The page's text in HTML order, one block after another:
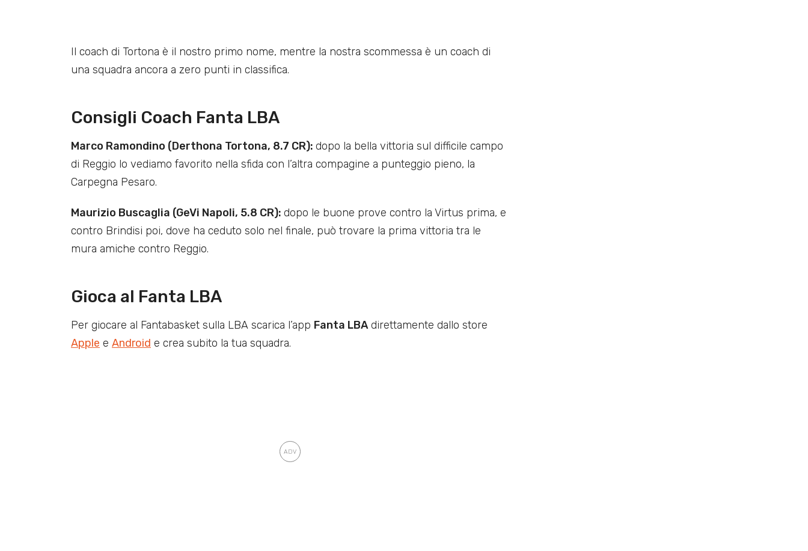
Il coach di Tortona è il nostro primo nome, mentre la nostra scommessa è un coach di
una squadra ancora a zero punti in classifica.
Consigli Coach Fanta LBA
Marco Ramondino (Derthona Tortona, 8.7 CR): dopo la bella vittoria sul difficile campo
di Reggio lo vediamo favorito nella sfida con l’altra compagine a punteggio pieno, la
Carpegna Pesaro.
Maurizio Buscaglia (GeVi Napoli, 5.8 CR): dopo le buone prove contro la Virtus prima, e
contro Brindisi poi, dove ha ceduto solo nel finale, può trovare la prima vittoria tra le
mura amiche contro Reggio.
Gioca al Fanta LBA
Per giocare al Fantabasket sulla LBA scarica l’app Fanta LBAdirettamente dallo store
Apple e Android e crea subito la tua squadra.